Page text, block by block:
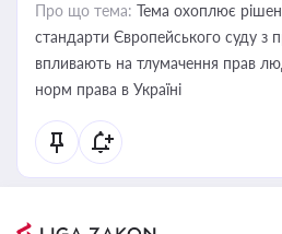
Про що тема: Тема охоплює
стандарти Європейського суду з
впливають на тлумачення прав
норм права в Україні